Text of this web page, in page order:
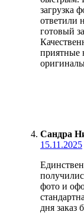
загрузка
ответили
готовый
приятные
Сандра
15.11.2025
фото и
дня заказ